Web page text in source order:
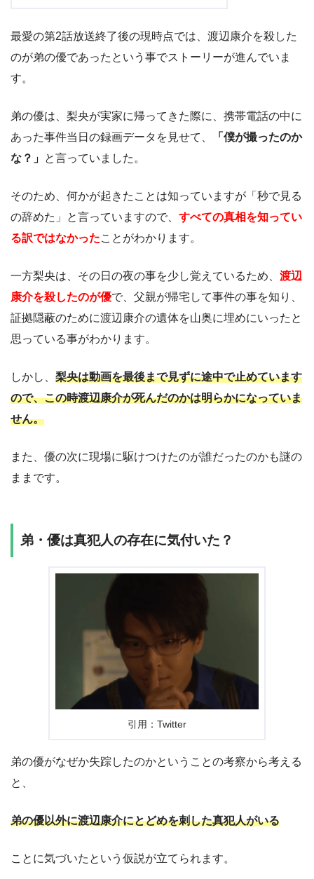
最愛の第2話放送終了後の現時点では、渡辺康介を殺した
のが弟の優であったという事でストーリーが進んでいま
す。
弟の優は、梨央が実家に帰ってきた際に、携帯電話の中に
あった事件当日の録画データを見せて、
「僕が撮ったのか
な？」 と言っていました。
そのため、何かが起きたことは知っていますが「秒で見る
の辞めた」と言っていますので、 すべての真相を知ってい
る訳ではなかったことがわかります。
一方梨央は、その日の夜の事を少し覚えているため、 渡辺
康介を殺したのが優で、父親が帰宅して事件の事を知り、
証拠隠蔽のために渡辺康介の遺体を山奥に埋めにいったと
思っている事がわかります。
しかし、 梨央は動画を最後まで見ずに途中で止めています
ので、この時渡辺康介が死んだのかは明らかになっていま
せん。
また、優の次に現場に駆けつけたのが誰だったのかも謎の
ままです。
弟・優は真犯人の存在に気付いた？
引用：Twitter
弟の優がなぜか失踪したのかということの考察から考える
と、
弟の優以外に渡辺康介にとどめを刺した真犯人がいる
ことに気づいたという仮説が立てられます。